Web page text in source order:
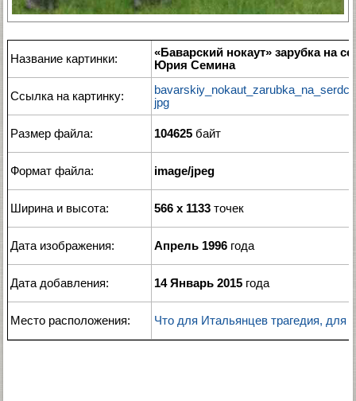
Название картинки:
«Баварский нокаут» зарубка на
Юрия Семина
Ссылка на картинку:
jpg
Размер файла: 104625 байт
Формат файла: image/jpeg
Ширина и высота: 566 x 1133 точек
Дата изображения: Апрель 1996 года
Дата добавления: 14 Январь 2015 года
Место расположения: Что для Итальянцев трагедия, для